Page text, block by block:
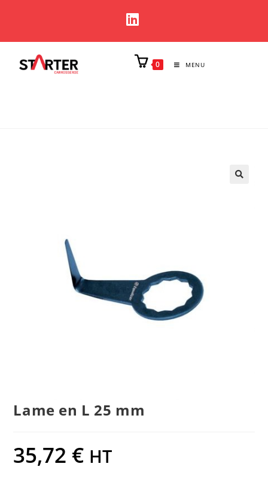
0 MENU
Lame en L 25 mm
35,72 € HT